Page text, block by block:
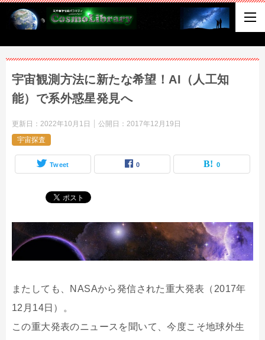
宇宙観測方法に新たな希望！AI（人工知
能）で系外惑星発見へ
更新日： 2022年10月1日 公開日： 2017年12月19日
宇宙探査
Tweet 0 0
またしても、NASAから発信された重大発表（2017年
12月14日）。
この重大発表のニュースを聞いて、今度こそ地球外生